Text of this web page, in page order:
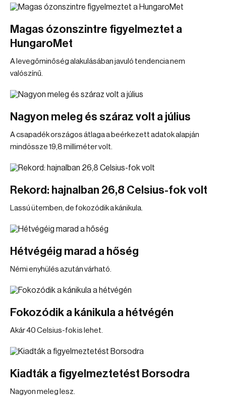
Magas ózonszintre figyelmeztet a
HungaroMet
A levegőminőség alakulásában javuló tendencia nem
valószínű.
Nagyon meleg és száraz volt a július
A csapadék országos átlaga a beérkezett adatok alapján
mindössze 19,8 milliméter volt.
Rekord: hajnalban 26,8 Celsius-fok volt
Lassú ütemben, de fokozódik a kánikula.
Hétvégéig marad a hőség
Némi enyhülés azután várható.
Fokozódik a kánikula a hétvégén
Akár 40 Celsius-fok is lehet.
Kiadták a figyelmeztetést Borsodra
Nagyon meleg lesz.